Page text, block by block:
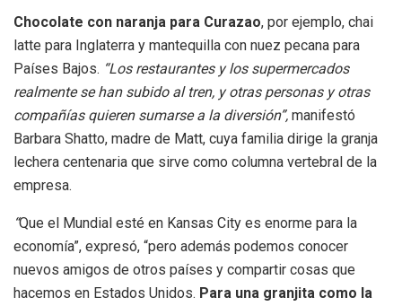
Chocolate con naranja para Curazao, por ejemplo, chai
latte para Inglaterra y mantequilla con nuez pecana para
Países Bajos. “Los restaurantes y los supermercados
realmente se han subido al tren, y otras personas y otras
compañías quieren sumarse a la diversión”, manifestó
Barbara Shatto, madre de Matt, cuya familia dirige la granja
lechera centenaria que sirve como columna vertebral de la
empresa.
“Que el Mundial esté en Kansas City es enorme para la
economía”, expresó, “pero además podemos conocer
nuevos amigos de otros países y compartir cosas que
hacemos en Estados Unidos. Para una granjita como la